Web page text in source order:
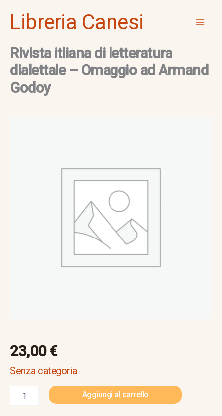
Libreria Canesi
Rivista itliana di letteratura
dialettale – Omaggio ad Armand
Godoy
23,00€
Senza categoria
Aggiungi al carrello